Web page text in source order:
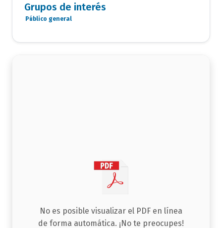
Grupos de interés
Grupo
interés
Público general
No es posible visualizar el PDF en línea
de forma automática. ¡No te preocupes!